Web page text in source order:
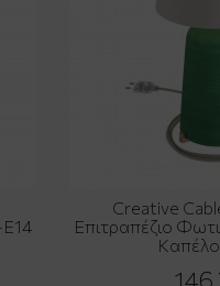
Creative
Επιτραπέζιο